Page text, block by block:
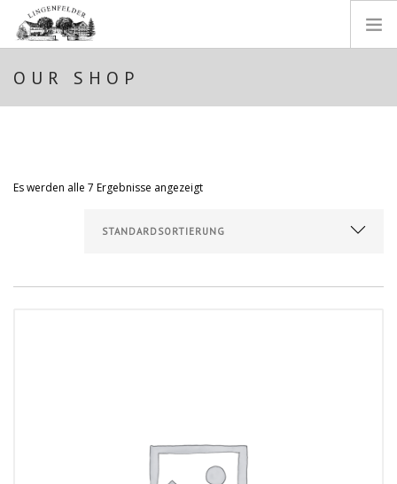
STARTSEITE
WEINGUT
SHOP
OUR SHOP
Es werden alle 7 Ergebnisse angezeigt